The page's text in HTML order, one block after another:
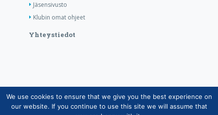
Jäsensivusto
Klubin omat ohjeet
Yhteystiedot
Copyright © Suomen Rotarypalvelu ry 2026 |
Jäsentietojärjestelmän tietosuojaseloste|Henkilötietojen
We use cookies to ensure that we give you the best experience on
our website. If you continue to use this site we will assume that